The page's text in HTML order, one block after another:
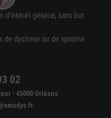
d'intérêt général, sans but
de dystonie ou de spasme
02
- 45000 Orléans